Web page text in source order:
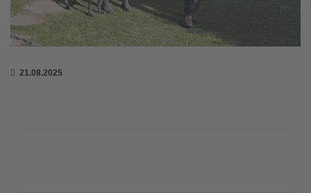
21.08.2025